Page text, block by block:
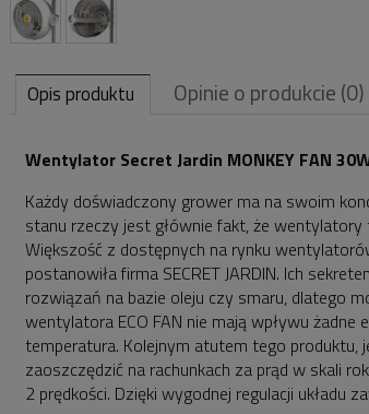
Opis produktu Opinie o produkcie (0)
Wentylator Secret Jardin MONKEY FAN
Każdy doświadczony grower ma na swoim
stanu rzeczy jest głównie fakt, że
Większość z dostępnych na rynku
postanowiła firma SECRET JARDIN. Ich
rozwiązań na bazie oleju czy smaru, dlatego
wentylatora ECO FAN nie mają wpływu
temperatura. Kolejnym atutem tego produktu,
zaoszczędzić na rachunkach za prąd w skali
2 prędkości. Dzięki wygodnej regulacji układu